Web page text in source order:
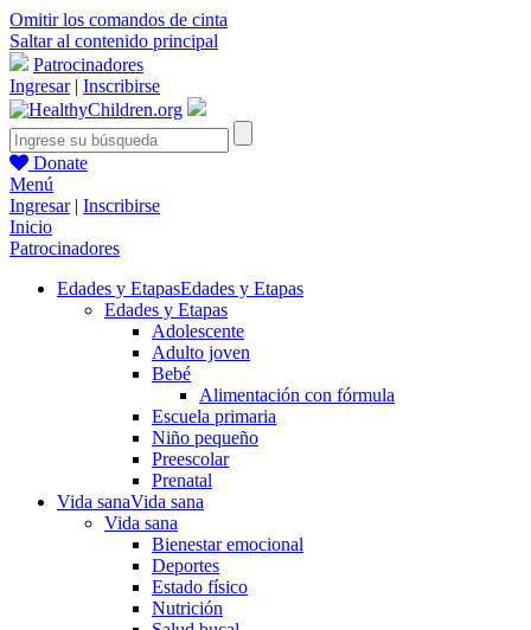
Omitir los comandos de cinta
Saltar al contenido principal
Patrocinadores
Ingresar| Inscribirse
Donate
Menú
Ingresar| Inscribirse
Inicio
Patrocinadores
Edades y EtapasEdades y Etapas
Edades y Etapas
Adolescente
Adulto joven
Bebé
Alimentación con fórmula
Escuela primaria
Niño pequeño
Preescolar
Prenatal
Vida sanaVida sana
Vida sana
Bienestar emocional
Deportes
Estado físico
Nutrición